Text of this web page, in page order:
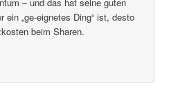
ein „ge-eignetes Ding“ ist, desto
beim Sharen.